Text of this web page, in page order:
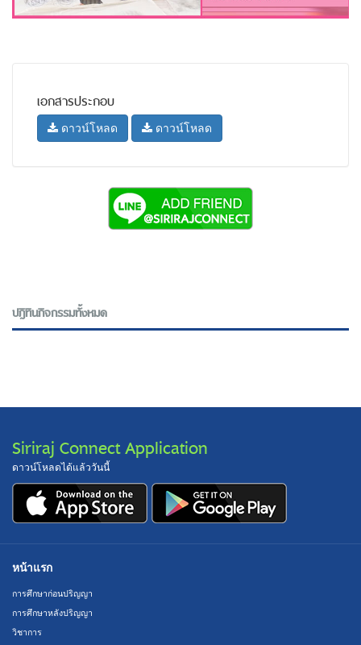
เอกสารประกอบ
ดาวน์โหลด ดาวน์โหลด
ปฎิทินกิจกรรมทั้งหมด
Siriraj Connect Application
ดาวน์โหลดได้แล้ววันนี้
หน้าแรก
การศึกษาก่อนปริญญา
การศึกษาหลังปริญญา
วิชาการ